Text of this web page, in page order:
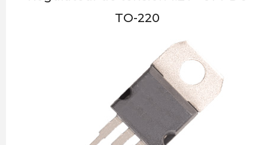
TO-220